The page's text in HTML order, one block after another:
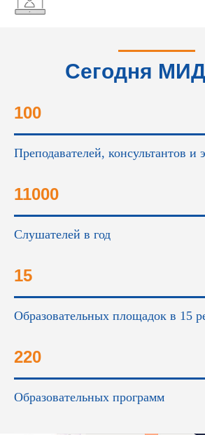
Сегодня
100
Преподавателей, консультантов и
11000
Слушателей в год
15
Образовательных площадок в 15
220
Образовательных программ